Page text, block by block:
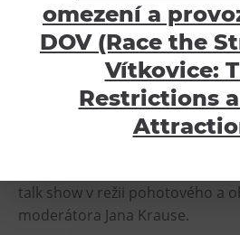
Home Kalendář akcí
Valentýnský speciál,
Atrakcyjność
Bolt Tower
Wielki Świat Techniki
Mały Świat Techniki
Gong
Muzeum Górnictwa w
talk show v režii pohotového a
moderátora Jana Krause.
omezení a
DOV (Race the
Vítkovice:
Restrictions